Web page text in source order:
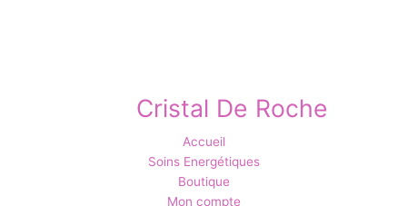
Cristal De Roche
Accueil
Soins Energétiques
Boutique
Mon compte